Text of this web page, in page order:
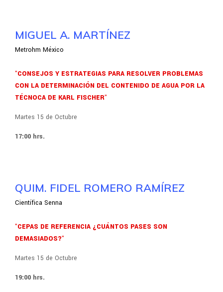
MIGUEL A. MARTÍNEZ
Metrohm México
"CONSEJOS Y ESTRATEGIAS PARA RESOLVER PROBLEMAS
CON LA DETERMINACIÓN DEL CONTENIDO DE AGUA POR LA
TÉCNOCA DE KARL FISCHER"
Martes 15 de Octubre
17:00 hrs.
QUIM. FIDEL ROMERO RAMÍREZ
Científica Senna
"CEPAS DE REFERENCIA ¿CUÁNTOS PASES SON
DEMASIADOS?"
Martes 15 de Octubre
19:00 hrs.